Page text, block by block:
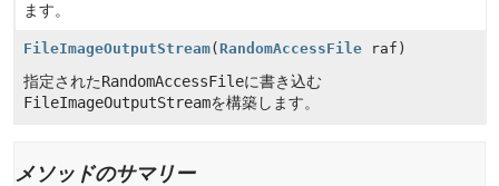
ます。
FileImageOutputStream( RandomAccessFile raf)
指定されたRandomAccessFileに書き込む
FileImageOutputStreamを構築します。
メソッドのサマリー